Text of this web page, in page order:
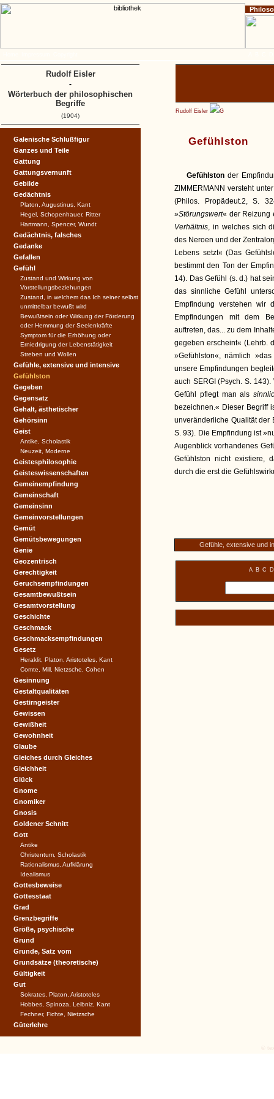
Rudolf Eisler G
Gefühlston
Gefühlstonder
ZIMMERMANN versteht
(Philos. Propädeut.2, S.
»Störungswert« der Reizung
Verhältnis, in welches sich
des Neroen und der
Lebens setzt« (Das
bestimmt den Ton der
14). Das Gefühl (s. d.) hat
das sinnliche Gefühl
Empfindung verstehen
Empfindungen mit dem
auftreten, das... zu dem
gegeben erscheint« (Lehrb.
»Gefühlston«, nämlich
unsere Empfindungen
auch SERGI (Psych. S.
Gefühl pflegt man als
bezeichnen.« Dieser Begriff
unveränderliche Qualität der
S. 93). Die Empfindung ist
Augenblick vorhandenes
Gefühlston nicht existiere,
durch die erst die
Gefühle, extensive und
A B C D
Galenische Schlußfigur
Ganzes und Teile
Gattung
Gattungsvernunft
Gebilde
Gedächtnis
Platon, Augustinus, Kant
Hegel, Schopenhauer, Ritter
Hartmann, Spencer, Wundt
Gedächtnis, falsches
Gedanke
Gefallen
Gefühl
Zustand und Wirkung von
Vorstellungsbeziehungen
Zustand, in welchem das Ich seiner selbst
unmittelbar bewußt wird
Bewußtsein oder Wirkung der Förderung
oder Hemmung der Seelenkräfte
Symptom für die Erhöhung oder
Erniedrigung der Lebenstätigkeit
Streben und Wollen
Gefühle, extensive und intensive
Gefühlston
Gegeben
Gegensatz
Gehalt, ästhetischer
Gehörsinn
Geist
Antike, Scholastik
Neuzeit, Moderne
Geistesphilosophie
Geisteswissenschaften
Gemeinempfindung
Gemeinschaft
Gemeinsinn
Gemeinvorstellungen
Gemüt
Gemütsbewegungen
Genie
Geozentrisch
Gerechtigkeit
Geruchsempfindungen
Gesamtbewußtsein
Gesamtvorstellung
Geschichte
Geschmack
Geschmacksempfindungen
Gesetz
Heraklit, Platon, Aristoteles, Kant
Comte, Mill, Nietzsche, Cohen
Gesinnung
Gestaltqualitäten
Gestirngeister
Gewissen
Gewißheit
Gewohnheit
Glaube
Gleiches durch Gleiches
Gleichheit
Glück
Gnome
Gnomiker
Gnosis
Goldener Schnitt
Gott
Antike
Christentum, Scholastik
Rationalismus, Aufklärung
Idealismus
Gottesbeweise
Gottesstaat
Grad
Grenzbegriffe
Größe, psychische
Grund
Grunde, Satz vom
Grundsätze (theoretische)
Gültigkeit
Gut
Sokrates, Platon, Aristoteles
Hobbes, Spinoza, Leibniz, Kant
Fechner, Fichte, Nietzsche
Güterlehre
Rudolf Eisler
-
Wörterbuch der philosophischen
Begriffe
(1904)